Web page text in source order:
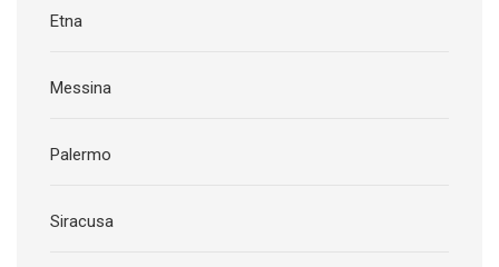
Etna
Messina
Palermo
Siracusa